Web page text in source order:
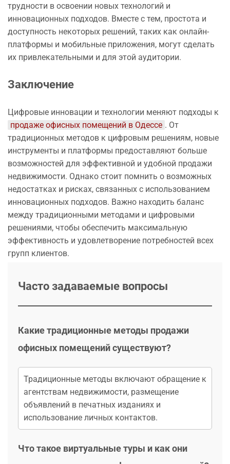
трудности в освоении новых технологий и
инновационных подходов. Вместе с тем, простота и
доступность некоторых решений, таких как онлайн-
платформы и мобильные приложения, могут сделать
их привлекательными и для этой аудитории.
Заключение
Цифровые инновации и технологии меняют подходы к
продаже офисных помещений в Одессе . От
традиционных методов к цифровым решениям, новые
инструменты и платформы предоставляют больше
возможностей для эффективной и удобной продажи
недвижимости. Однако стоит помнить о возможных
недостатках и рисках, связанных с использованием
инновационных подходов. Важно находить баланс
между традиционными методами и цифровыми
решениями, чтобы обеспечить максимальную
эффективность и удовлетворение потребностей всех
групп клиентов.
Часто задаваемые вопросы
Какие традиционные методы продажи
офисных помещений существуют?
Традиционные методы включают обращение к
агентствам недвижимости, размещение
объявлений в печатных изданиях и
использование личных контактов.
Что такое виртуальные туры и как они